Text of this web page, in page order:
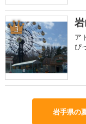
3
ア
ぴ
岩手県の